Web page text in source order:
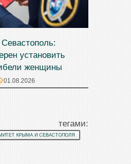
установить
женщины
01.08.2026
КРЫМА И СЕВАСТОПОЛЯ